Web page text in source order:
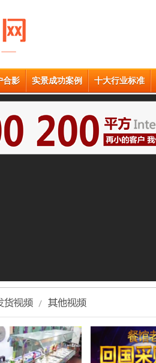
合影 实景成功案例 十大行业标准